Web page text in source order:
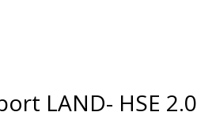
LAND- HSE 2.0